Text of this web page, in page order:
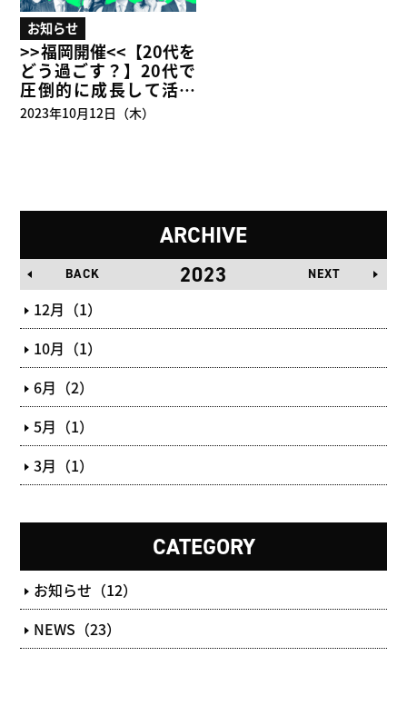
お知らせ
>>福岡開催<<【20代を
どう過ごす？】20代で
圧倒的に成長して活躍
したい方へ
2023年10月12日（木）
ARCHIVE
BACK 2023 NEXT
12月（1）
10月（1）
6月（2）
5月（1）
3月（1）
CATEGORY
お知らせ（12）
NEWS（23）